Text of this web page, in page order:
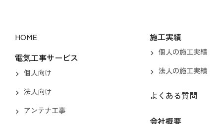
HOME
電気工事サービス
個人向け
法人向け
アンテナ工事
施工実績
個人の施工実績
法人の施工実績
よくある質問
会社概要